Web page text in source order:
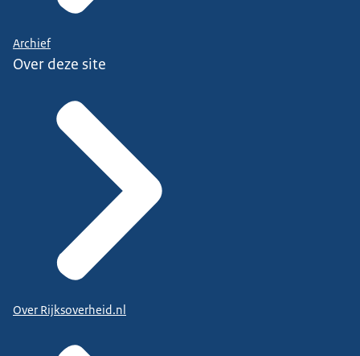
Archief
Over deze site
Over Rijksoverheid.nl